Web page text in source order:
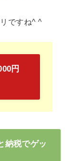
ですね^ ^
円
納税でゲッ